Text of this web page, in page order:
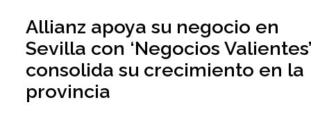
Allianz apoya su negocio en
Sevilla con ‘Negocios
consolida su crecimiento en la
provincia